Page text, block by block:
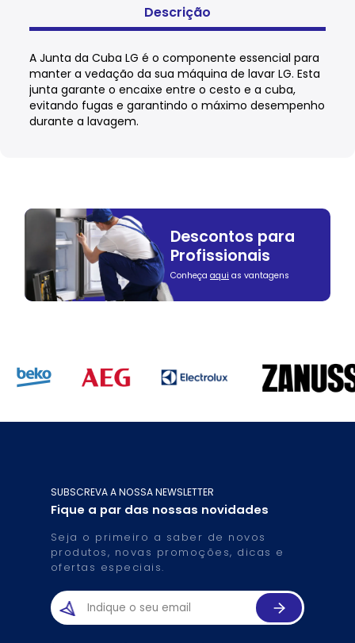
Descrição
A Junta da Cuba LG é o componente essencial para
manter a vedação da sua máquina de lavar LG. Esta
junta garante o encaixe entre o cesto e a cuba,
evitando fugas e garantindo o máximo desempenho
durante a lavagem.
Descontos para
Profissionais
Conheça aqui as vantagens
SUBSCREVA A NOSSA NEWSLETTER
Fique a par das nossas novidades
Seja o primeiro a saber de novos
produtos, novas promoções, dicas e
ofertas especiais.